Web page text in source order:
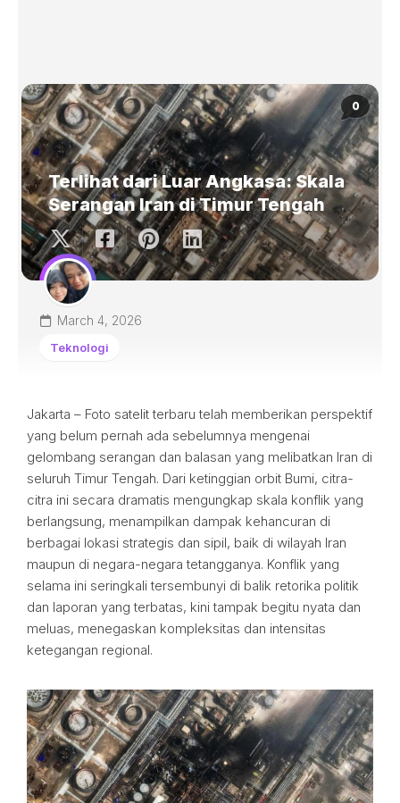
0
Terlihat dari Luar Angkasa: Skala
Serangan Iran di Timur Tengah
March 4, 2026
Teknologi
Jakarta – Foto satelit terbaru telah memberikan perspektif
yang belum pernah ada sebelumnya mengenai
gelombang serangan dan balasan yang melibatkan Iran di
seluruh Timur Tengah. Dari ketinggian orbit Bumi, citra-
citra ini secara dramatis mengungkap skala konflik yang
berlangsung, menampilkan dampak kehancuran di
berbagai lokasi strategis dan sipil, baik di wilayah Iran
maupun di negara-negara tetangganya. Konflik yang
selama ini seringkali tersembunyi di balik retorika politik
dan laporan yang terbatas, kini tampak begitu nyata dan
meluas, menegaskan kompleksitas dan intensitas
ketegangan regional.